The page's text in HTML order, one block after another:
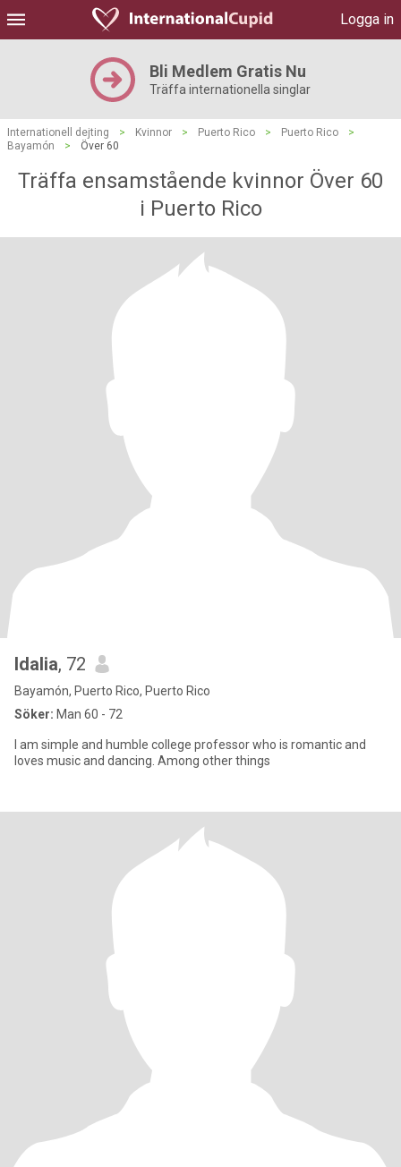
Logga in
Bli Medlem Gratis Nu
Träffa internationella singlar
Internationell dejting > Kvinnor > Puerto Rico > Puerto Rico
>
Bayamón
> Över 60
Träffa ensamstående kvinnor Över 60
i Puerto Rico
Idalia, 72
Bayamón, Puerto Rico, Puerto Rico
Söker: Man 60 - 72
I am simple and humble college professor who is romantic and
loves music and dancing. Among other things